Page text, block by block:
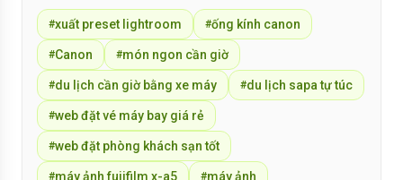
#xuất preset lightroom #ống kính canon
#Canon #món ngon cần giờ
#du lịch cần giờ bằng xe máy #du lịch sapa tự túc
#web đặt vé máy bay giá rẻ
#web đặt phòng khách sạn tốt
#máy ảnh fujifilm x-a5 #máy ảnh